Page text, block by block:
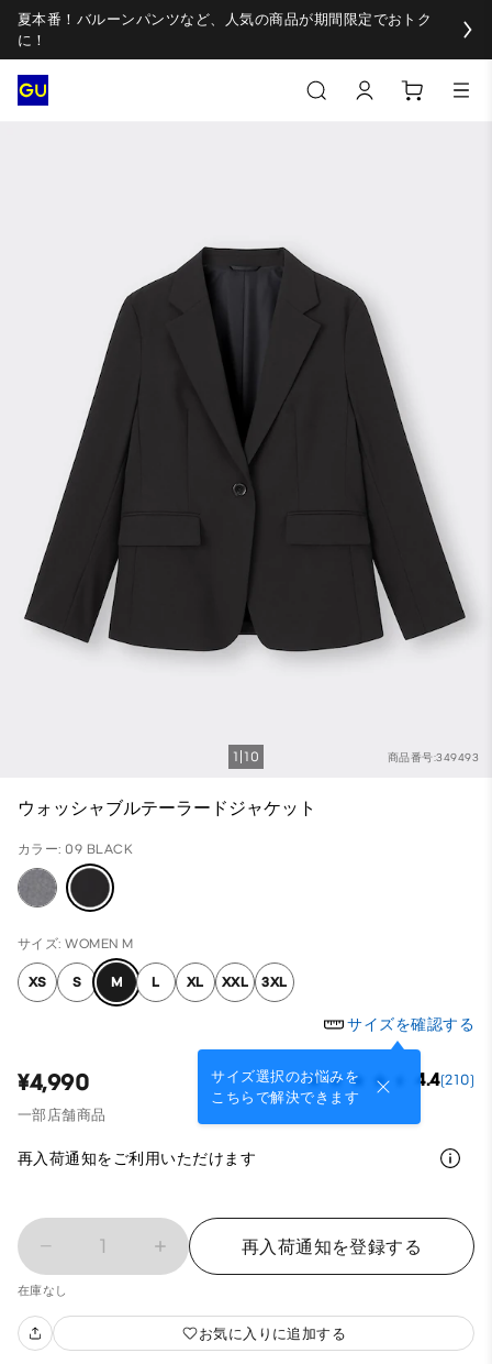
夏本番！バルーンパンツなど、人気の商品が期間限定でおトク
に！
商品番号:349493
1 10
ウォッシャブルテーラードジャケット
カラー: 09 BLACK
サイズ: WOMEN M
XS S M L XL XXL 3XL
サイズを確認する
サイズ選択のお悩みを
こちらで解決できます
¥4,990 4.4(210)
一部店舗商品
再入荷通知をご利用いただけます
1 再入荷通知を登録する
在庫なし
お気に入りに追加する